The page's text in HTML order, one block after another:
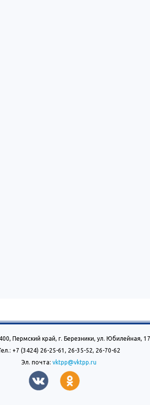
Пермский край, г. Березники, ул. Юбилейная, 17
+7 (3424) 26-25-61, 26-35-52, 26-70-62
Эл. почта:vktpp@vktpp.ru